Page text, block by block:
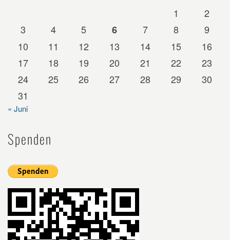
1
2
3
4 5 6 7 8
9
10
11 12 13 14 15
16
17
18 19 20 21 22
23
24
25 26 27 28 29
30
31
« Juni
Spenden